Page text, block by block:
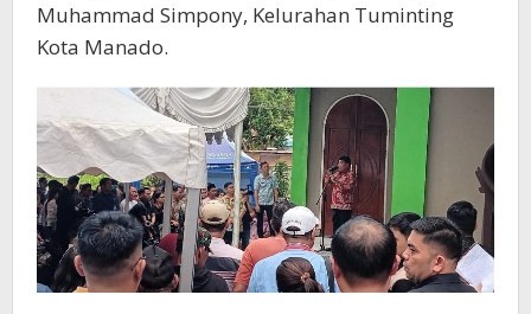
Muhammad Simpony, Kelurahan Tuminting
Kota Manado.